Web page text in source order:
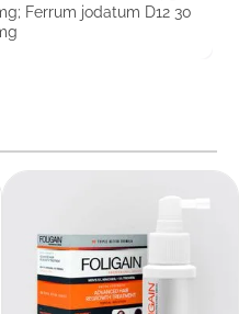
Ferrum jodatum D12 30